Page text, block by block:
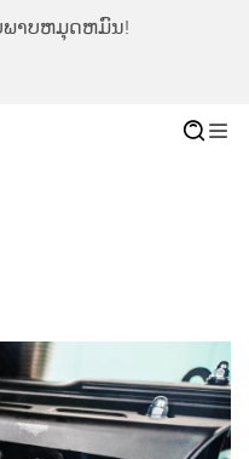
ພາບຫມຸດຫມົນ!